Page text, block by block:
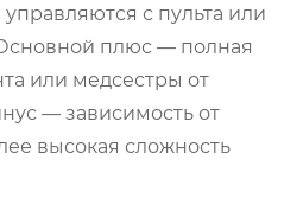
с пульта или
плюс — полная
или медсестры от
— зависимость от
высокая сложность